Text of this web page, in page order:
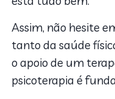
Assim, não hesite
tanto da saúde
o apoio de um
psicoterapia é